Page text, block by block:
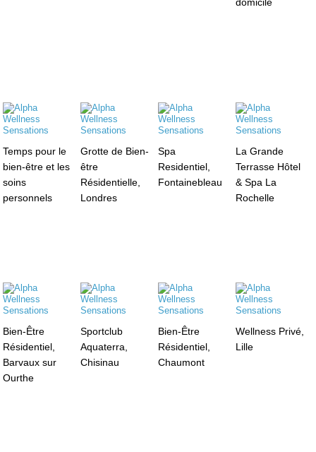
Temps pour le
bien-être et les
soins
personnels
Grotte de Bien-
être
Résidentielle,
Londres
Spa
Residentiel,
Fontainebleau
La Grande
Terrasse Hôtel
& Spa La
Rochelle
Bien-Être
Résidentiel,
Barvaux sur
Ourthe
Sportclub
Aquaterra,
Chisinau
Bien-Être
Résidentiel,
Chaumont
Wellness Privé,
Lille